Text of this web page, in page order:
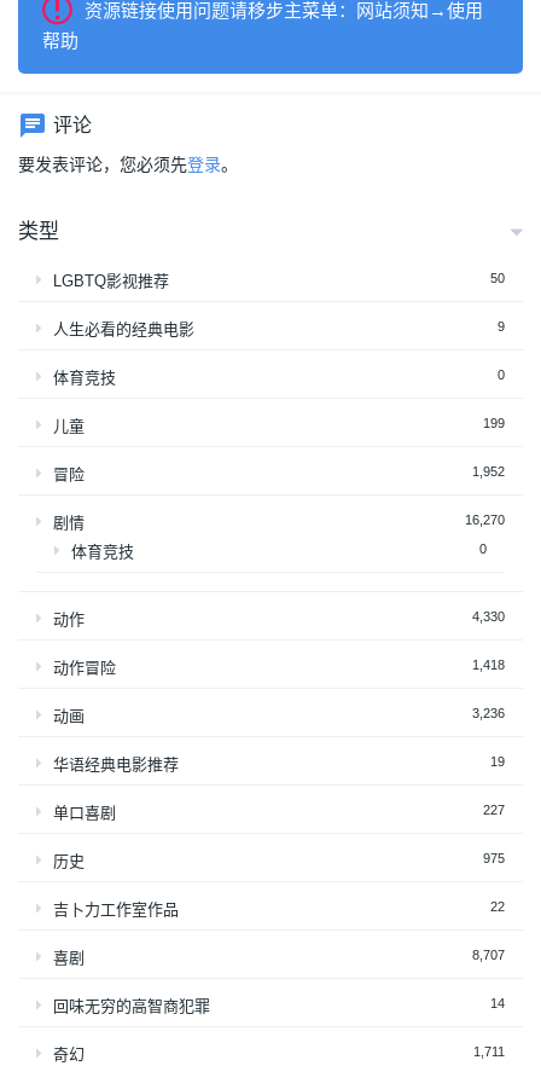
资源链接使用问题请移步主菜单：网站须知→使用
帮助
评论
要发表评论，您必须先登录。
类型
LGBTQ影视推荐 50
人生必看的经典电影 9
体育竞技 0
儿童 199
冒险 1,952
剧情 16,270
体育竞技 0
动作 4,330
动作冒险 1,418
动画 3,236
华语经典电影推荐 19
单口喜剧 227
历史 975
吉卜力工作室作品 22
喜剧 8,707
回味无穷的高智商犯罪 14
奇幻 1,711